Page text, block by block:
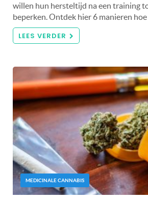
willen hun hersteltijd na een training
beperken. Ontdek hier 6 manieren
LEES VERDER
MEDICINALE CANNABIS